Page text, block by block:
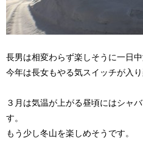
長男は相変わらず楽しそうに一日
今年は長女もやる気スイッチが入
３月は気温が上がる昼頃にはシャ
す。
もう少し冬山を楽しめそうです。